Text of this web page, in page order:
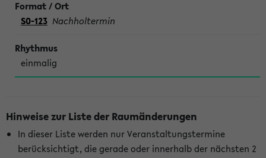
S0-123 Nachholtermin
einmalig
Hinweise zur Liste der Raumänderungen
In dieser Liste werden nur Veranstaltungstermine
berücksichtigt, die gerade oder innerhalb der nächsten 2